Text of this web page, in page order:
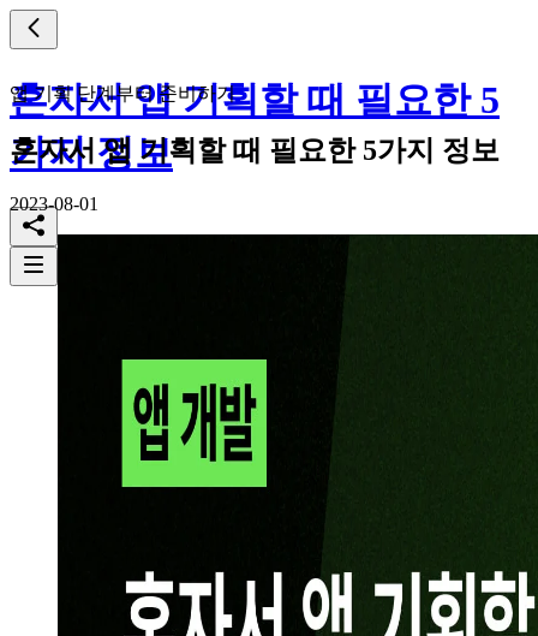
혼자서 앱 기획할 때 필요한 5
가지 정보
앱 기획 단계부터 준비하기
혼자서 앱 기획할 때 필요한 5가지 정보
2023-08-01